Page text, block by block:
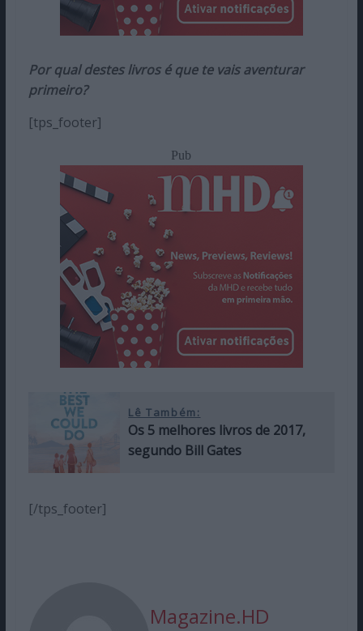
Por qual destes livros é que te vais aventurar
primeiro?
[tps_footer]
Pub
Lê Também:
Os 5 melhores livros de 2017,
segundo Bill Gates
[/tps_footer]
Magazine.HD